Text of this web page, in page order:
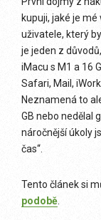
kupuji, jaké je mé
uživatele, který
je jeden z
iMacu s M1 a 16
Safari, Mail,
Neznamená to
GB nebo nedělal
náročnější úkoly
čas“.
Tento článek si
podobě